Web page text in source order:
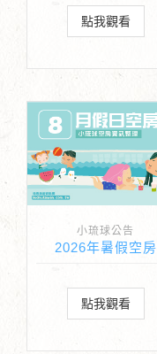
點我觀看
小琉球公告
2026年暑假空房
點我觀看